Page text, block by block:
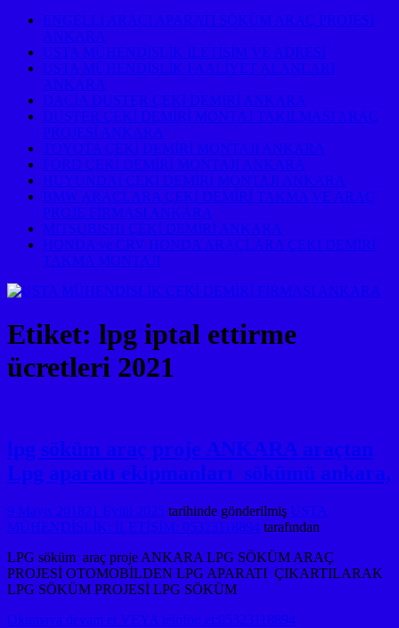
ENGELLİ ARACI APARATI SÖKÜM ARAÇ PROJESİ
ANKARA
USTA MÜHENDİSLİK İLETİŞİM VE ADRESİ
USTA MÜHENDİSLİK FAALİYET ALANLARI
ANKARA
DACİA DUSTER ÇEKİ DEMİRİ ANKARA
DUSTER ÇEKİ DEMİRİ MONTAJ TAKILMASI ARAÇ
PROJESİ ANKARA
TOYOTA ÇEKİ DEMİRİ MONTAJI ANKARA
FORD ÇEKİ DEMİRİ MONTAJI ANKARA
HUYUNDAİ ÇEKİ DEMİRİ MONTAJI ANKARA
BMW ARAÇLARA ÇEKİ DEMİRİ TAKMA VE ARAÇ
PROJE FİRMASI ANKARA
MITSUBISHI ÇEKİ DEMİRİ ANKARA
HONDA ve CRV HONDA ARAÇLARA ÇEKİ DEMİRİ
TAKMA MONTAJI
Etiket: lpg iptal ettirme
ücretleri 2021
lpg söküm araç proje ANKARA araçtan
Lpg aparatı ekipmanları sökümü ankara,
9 Mayıs 201821 Eylül 2025 tarihinde gönderilmiş USTA
MÜHENDİSLİK: İLETİŞİM: 05323118894 tarafından
LPG söküm araç proje ANKARA LPG SÖKÜM ARAÇ
PROJESİ OTOMOBİLDEN LPG APARATI ÇIKARTILARAK
LPG SÖKÜM PROJESİ LPG SÖKÜM
Okumaya devam et VEYA telofon et:05323118894